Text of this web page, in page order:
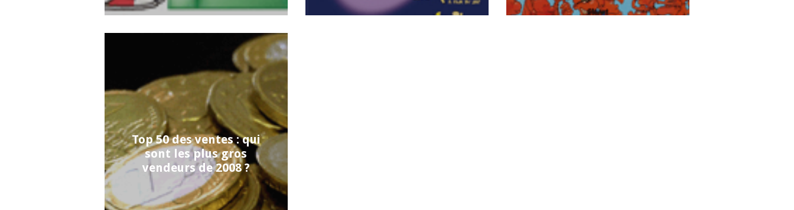
Top 50 des ventes : qui
sont les plus gros
vendeurs de 2008 ?